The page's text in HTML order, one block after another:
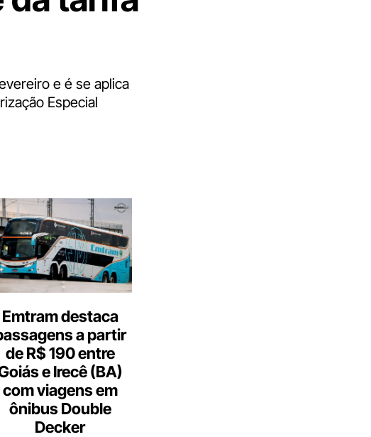
e é se aplica
Especial
Emtram destaca
a partir
de R$ 190 entre
e Irecê (BA)
com viagens em
ônibus Double
Decker